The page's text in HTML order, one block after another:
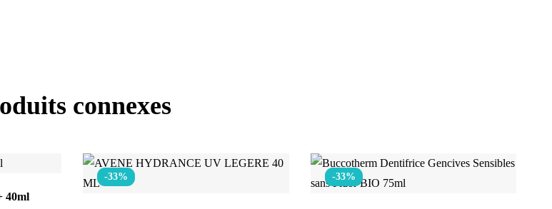
connexes
40ml
-33% -33%